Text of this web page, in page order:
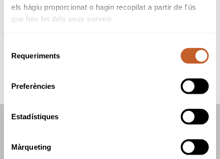
els hàgiu proporcionat o hagin recopilat a partir de l'ús
que heu fet dels seus serveis.
Requeriments
Preferències
Estadístiques
Màrqueting
C/TUSET 32, 8A PLANTA. 08006 BCN